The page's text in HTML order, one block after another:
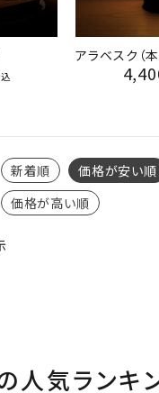
アラベスク（本
新着順
価格が安い順
価格が高い順
人気ランキ